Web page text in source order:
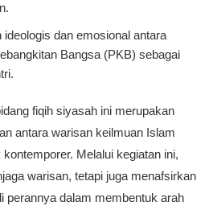
dan emosional antara
Bangsa (PKB) sebagai
fiqih siyasah ini merupakan
antara warisan keilmuan Islam
Melalui kegiatan ini,
warisan, tetapi juga menafsirkan
perannya dalam membentuk arah